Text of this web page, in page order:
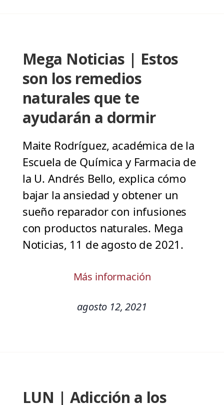
Mega Noticias | Estos
son los remedios
naturales que te
ayudarán a dormir
Maite Rodríguez, académica de la
Escuela de Química y Farmacia de
la U. Andrés Bello, explica cómo
bajar la ansiedad y obtener un
sueño reparador con infusiones
con productos naturales. Mega
Noticias, 11 de agosto de 2021.
Más información
agosto 12, 2021
LUN | Adicción a los